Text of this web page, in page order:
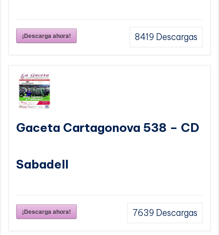
¡Descarga ahora! 8419 Descargas
Gaceta Cartagonova 538 – CD
Sabadell
¡Descarga ahora! 7639 Descargas